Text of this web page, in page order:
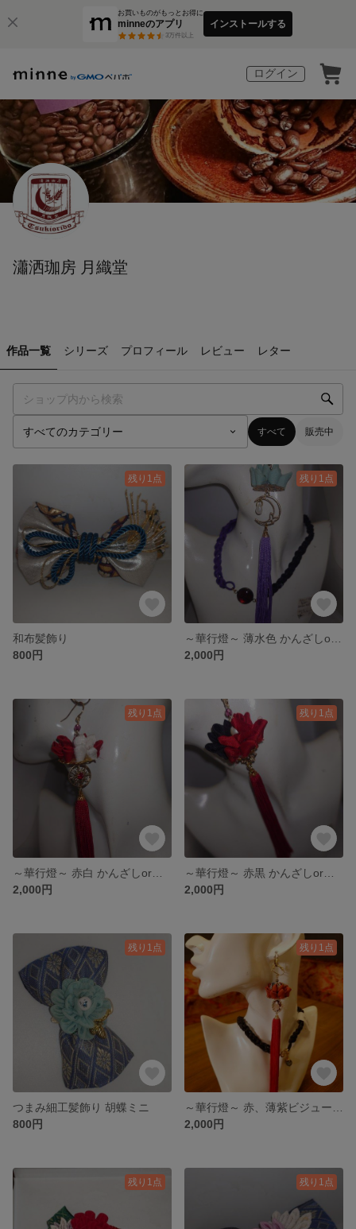
お買いものがもっとお得に
minneのアプリ
3万件以上
インストールする
ログイン
瀟洒珈房 月織堂
作品一覧 シリーズ プロフィール レビュー レター
すべて 販売中
残り1点
和布髪飾り
800円
残り1点
2,000円
残り1点
2,000円
残り1点
2,000円
残り1点
つまみ細工髪飾り 胡蝶ミニ
800円
残り1点
2,000円
残り1点 残り1点